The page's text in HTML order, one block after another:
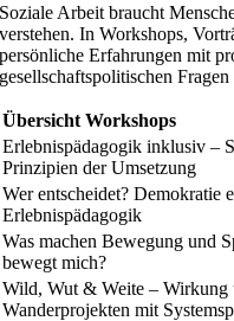
Soziale Arbeit braucht
verstehen. In Workshops,
persönliche Erfahrungen mit
gesellschaftspolitischen
Übersicht Workshops
Erlebnispädagogik inklusiv –
Prinzipien der Umsetzung
Wer entscheidet? Demokratie
Erlebnispädagogik
Was machen Bewegung und
bewegt mich?
Wild, Wut & Weite – Wirkung
Wanderprojekten mit